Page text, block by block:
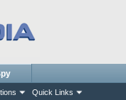
Quick Links